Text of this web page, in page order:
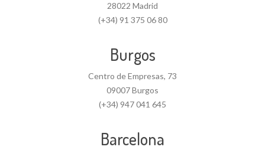
28022 Madrid
(+34) 91 375 06 80
Burgos
Centro de Empresas, 73
09007 Burgos
(+34) 947 041 645
Barcelona